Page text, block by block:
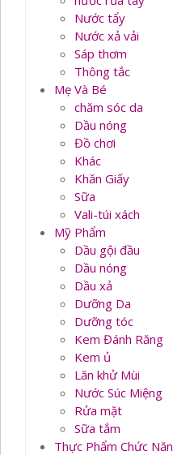
Nước tẩy
Nước xả vải
Sáp thơm
Thông tắc
Mẹ Và Bé
chăm sóc da
Dầu nóng
Đồ chơi
Khác
Khăn Giấy
Sữa
Vali-túi xách
Mỹ Phẩm
Dầu gội đầu
Dầu nóng
Dầu xả
Dưỡng Da
Dưỡng tóc
Kem Đánh Răng
Kem ủ
Lăn khử Mùi
Nước Súc Miệng
Rửa mặt
Sữa tắm
Thực Phẩm Chức